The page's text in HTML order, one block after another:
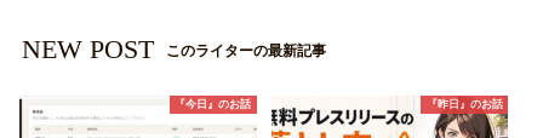
NEW POST このライターの最新記事
『今日』のお話 『昨日』のお話